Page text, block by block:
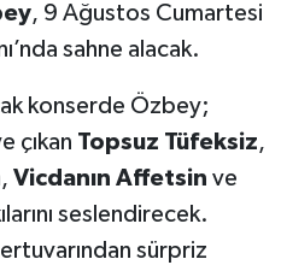
, 9 Ağustos Cumartesi
sahne alacak.
konserde Özbey;
çıkan Topsuz Tüfeksiz,
, Vicdanın Affetsin ve
seslendirecek.
sürpriz